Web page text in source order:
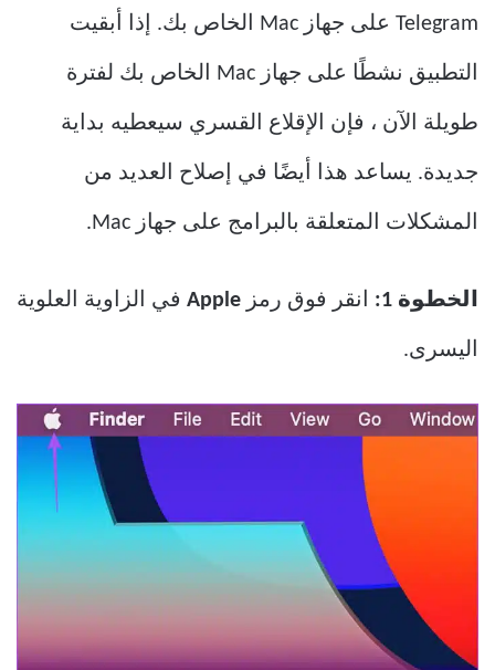
Telegram على جهاز Mac الخاص بك. إذا أبقيت
التطبيق نشطًا على جهاز Mac الخاص بك لفترة
طويلة الآن ، فإن الإقلاع القسري سيعطيه بداية
جديدة. يساعد هذا أيضًا في إصلاح العديد من
المشكلات المتعلقة بالبرامج على جهاز Mac.
الخطوة 1: انقر فوق رمز Apple في الزاوية العلوية
اليسرى.